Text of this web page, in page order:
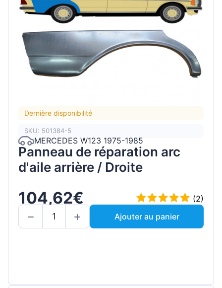
Dernière disponibilité
SKU: 501384-5
MERCEDES W123 1975-1985
Panneau de réparation arc
d'aile arrière / Droite
104,62€
(2)
Ajouter au panier